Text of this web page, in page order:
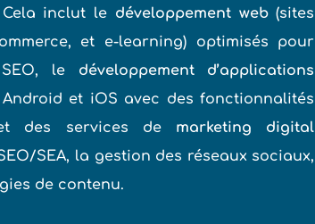
inclut le développement web(sites
et e-learning) optimisés pour
le développement d’applications
et iOS avec des fonctionnalités
des services de marketing digital
SEA, la gestion des réseaux sociaux,
de contenu.